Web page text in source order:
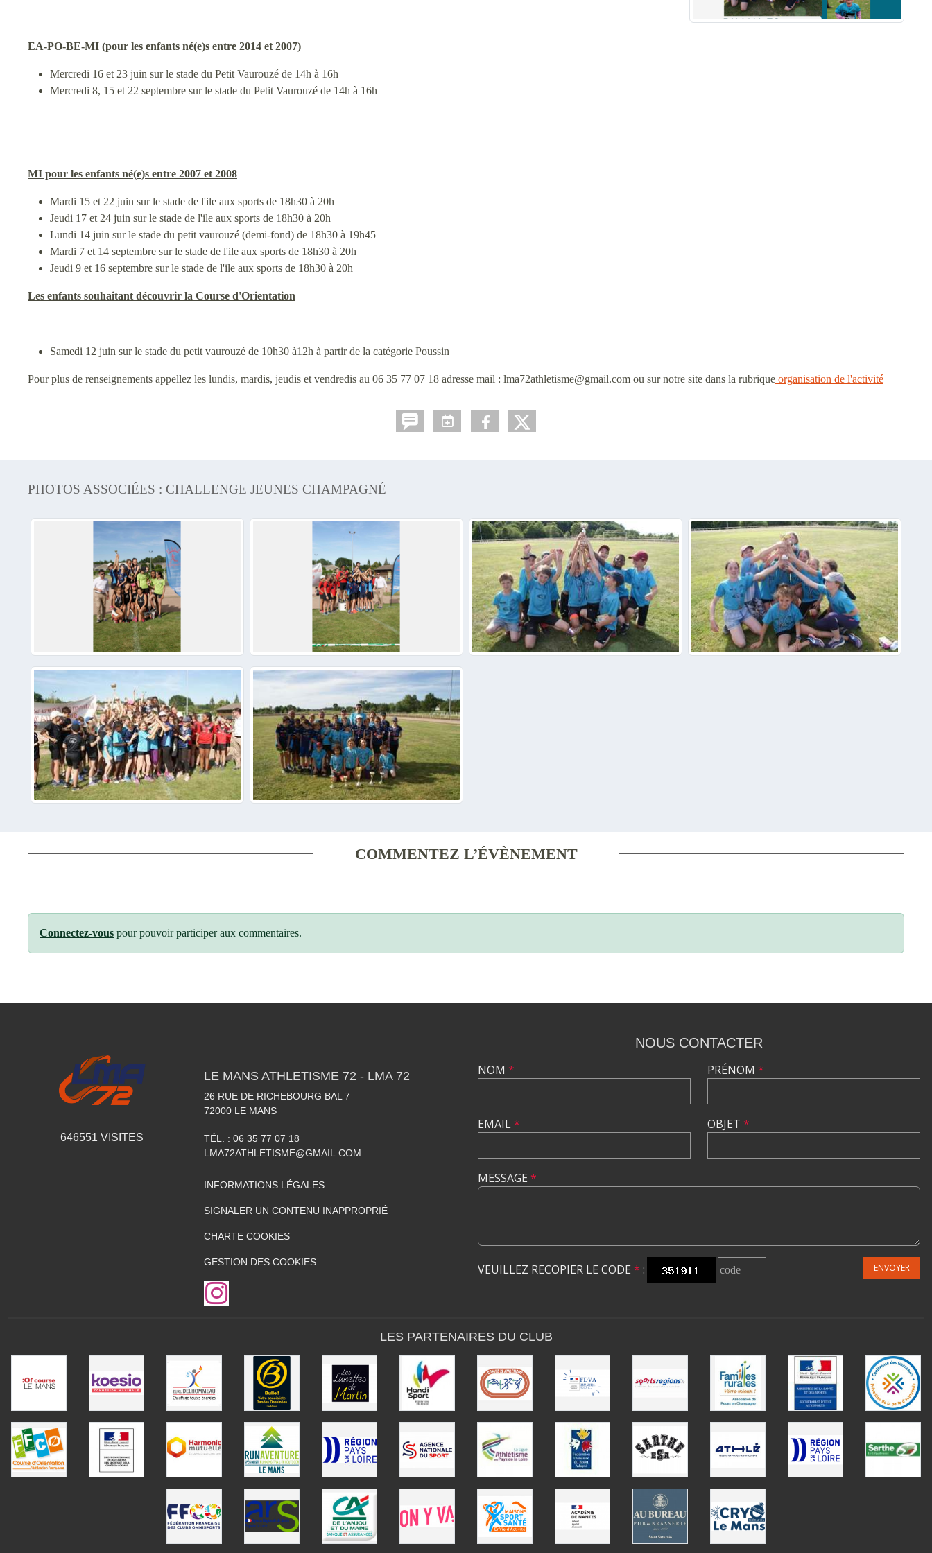
EA-PO-BE-MI (pour les enfants né(e)s entre 2014 et 2007)
Mercredi 16 et 23 juin sur le stade du Petit Vaurouzé de 14h à 16h
Mercredi 8, 15 et 22 septembre sur le stade du Petit Vaurouzé de 14h à 16h
MI pour les enfants né(e)s entre 2007 et 2008
Mardi 15 et 22 juin sur le stade de l'ile aux sports de 18h30 à 20h
Jeudi 17 et 24 juin sur le stade de l'ile aux sports de 18h30 à 20h
Lundi 14 juin sur le stade du petit vaurouzé (demi-fond) de 18h30 à 19h45
Mardi 7 et 14 septembre sur le stade de l'ile aux sports de 18h30 à 20h
Jeudi 9 et 16 septembre sur le stade de l'ile aux sports de 18h30 à 20h
Les enfants souhaitant découvrir la Course d'Orientation
Samedi 12 juin sur le stade du petit vaurouzé de 10h30 à12h à partir de la catégorie Poussin
Pour plus de renseignements appellez les lundis, mardis, jeudis et vendredis au 06 35 77 07 18 adresse mail : lma72athletisme@gmail.com ou sur notre site dans la rubrique organisation de l'activité
PHOTOS ASSOCIÉES : CHALLENGE JEUNES CHAMPAGNÉ
COMMENTEZ L’ÉVÈNEMENT
Connectez-vous pour pouvoir participer aux commentaires.
646551 VISITES
LE MANS ATHLETISME 72 - LMA 72
26 RUE DE RICHEBOURG BAL 7
72000 LE MANS
TÉL. : 06 35 77 07 18
LMA72ATHLETISME@GMAIL.COM
INFORMATIONS LÉGALES
SIGNALER UN CONTENU INAPPROPRIÉ
CHARTE COOKIES
GESTION DES COOKIES
NOUS CONTACTER
NOM *
EMAIL*
PRÉNOM *
OBJET *
MESSAGE *
VEUILLEZ RECOPIER LE CODE * : ENVOYER
LES PARTENAIRES DU CLUB